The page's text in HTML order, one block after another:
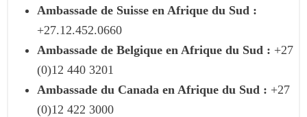
Ambassade de Suisse en Afrique du Sud :
+27.12.452.0660
Ambassade de Belgique en Afrique du Sud : +27
(0)12 440 3201
Ambassade du Canada en Afrique du Sud : +27
(0)12 422 3000